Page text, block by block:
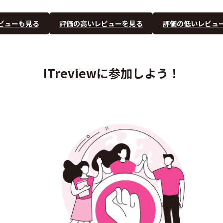
ューも見る 評価の高いレビューを見る 評価の低いレビュ
ITreviewに参加しよう！